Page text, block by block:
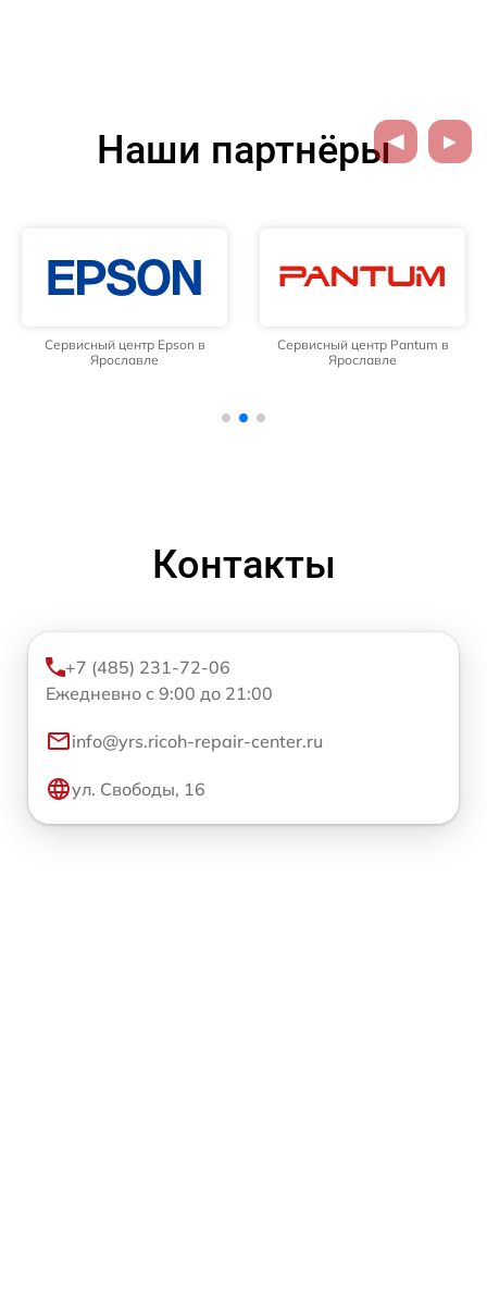
Наши партнёры
Сервисный центр Epson в
Ярославле
Сервисный центр Pantum в
Ярославле
Контакты
+7 (485) 231-72-06
Ежедневно с 9:00 до 21:00
info@yrs.ricoh-repair-center.ru
ул. Свободы, 16